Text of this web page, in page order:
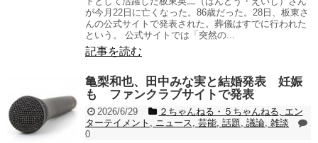
が今月22日に亡くなった。86歳だった。28日、板東さ
んの公式サイトで発表された。葬儀はすでに行われた
という。 公式サイトでは「突然の...
記事を読む
亀梨和也、田中みな実と結婚発表 妊娠
も ファンクラブサイトで発表
2026/6/29 ２ちゃんねる・５ちゃんねる, エン
ターテイメント , ニュース, 芸能, 話題, 議論, 雑談
0